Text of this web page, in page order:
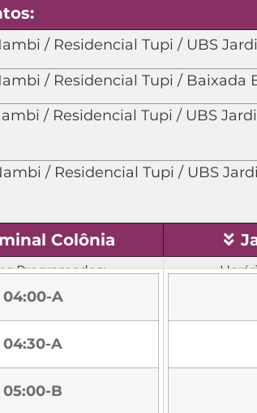
/ Residencial Tupi / UBS
/ Residencial Tupi / Baixada
/ Residencial Tupi / UBS
/ Residencial Tupi / UBS
Colônia
Programados:
04:00-A
04:30-A
05:00-B